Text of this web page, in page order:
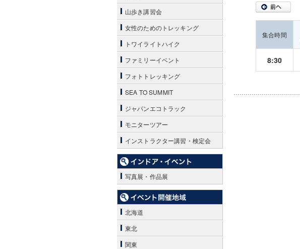
集合時間
8:30
山歩き講習会
女性のためのトレッキング
トワイライトハイク
ファミリーイベント
フォトトレッキング
SEA TO SUMMIT
ジャパンエコトラック
モニターツアー
インストラクター講習・検定会
写真展・作品展
北海道
東北
関東